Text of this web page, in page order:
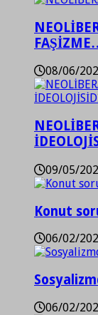
08/06/
09/05/
Konut
06/02/
06/02/